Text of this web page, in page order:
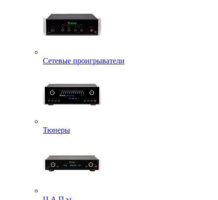
Сетевые проигрыватели
Тюнеры